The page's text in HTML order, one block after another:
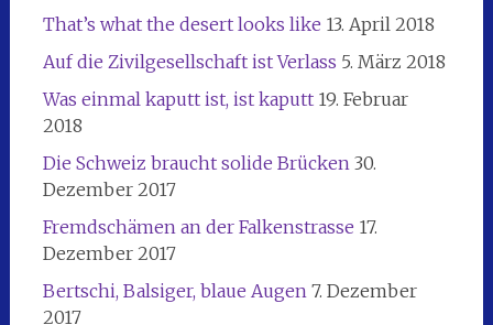
That’s what the desert looks like 13. April 2018
Auf die Zivilgesellschaft ist Verlass 5. März 2018
Was einmal kaputt ist, ist kaputt 19. Februar
2018
Die Schweiz braucht solide Brücken 30.
Dezember 2017
Fremdschämen an der Falkenstrasse 17.
Dezember 2017
Bertschi, Balsiger, blaue Augen 7. Dezember
2017